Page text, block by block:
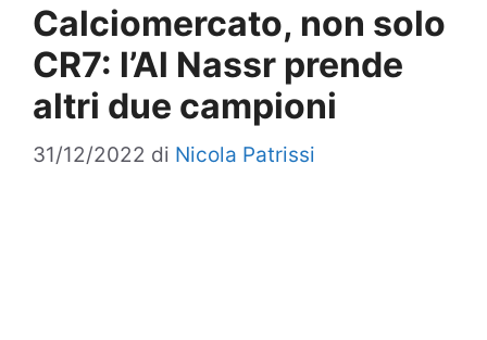
Calciomercato, non solo
CR7: l’Al Nassr prende
altri due campioni
31/12/2022 di Nicola Patrissi